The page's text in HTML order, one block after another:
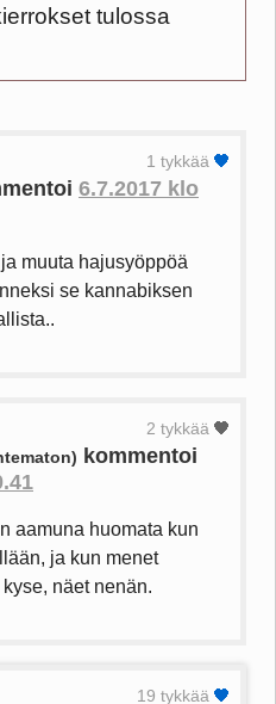
tulossa
6.7.2017 klo
muuta hajusyöppöä
se kannabiksen
1 tykkää
kommentoi
aamuna huomata kun
ja kun menet
näet nenän.
2 tykkää
19 tykkää